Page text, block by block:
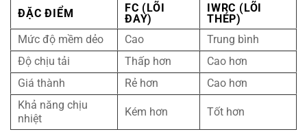
ĐẶC ĐIỂM
FC (LÕI
ĐAY)
IWRC (LÕI
THÉP)
Mức độ mềm dẻo
Cao
Trung bình
Độ chịu tải
Thấp hơn
Cao hơn
Giá thành
Rẻ hơn
Cao hơn
Khả năng chịu
nhiệt
Kém hơn Tốt hơn